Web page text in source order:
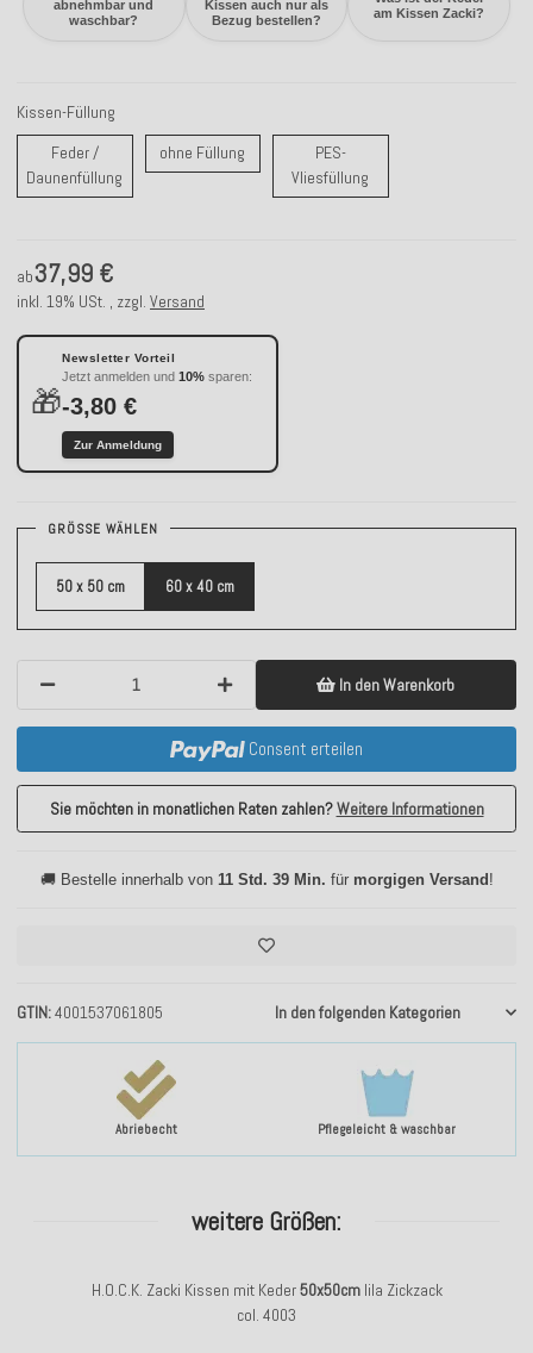
abnehmbar und
waschbar?
Kissen auch nur als
Bezug bestellen?
am Kissen Zacki?
Abriebecht Pflegeleicht & waschbar
GTIN 4001537061805 In den folgenden Kategorien
Kissen-Füllung
Feder /
Daunenfüllung Feder / Daunenfüllung
ohne Füllung ohne FüllungPES-
Vliesfüllung
ab37,99 €
inkl. 19% USt. , zzgl. Versand
🎁
Newsletter Vorteil
Jetzt anmelden und 10% sparen:
-3,80 €
Zur Anmeldung
GRÖSSE WÄHLEN
50 x 50 cm 60 x 40 cm
In den Warenkorb
Consent erteilen
Sie möchten in monatlichen Raten zahlen?Weitere Informationen
🚚 Bestelle innerhalb von 11 Std. 39 Min. für morgigen Versand !
weitere Größen:
H.O.C.K. Zacki Kissen mit Keder50x50cmlila Zickzack
col. 4003